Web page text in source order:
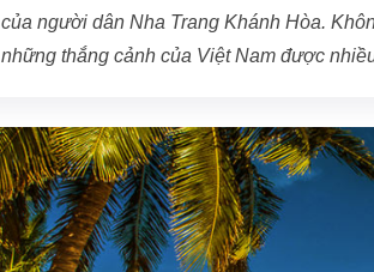
của người dân Nha Trang Khánh Hòa.
những thắng cảnh của Việt Nam được